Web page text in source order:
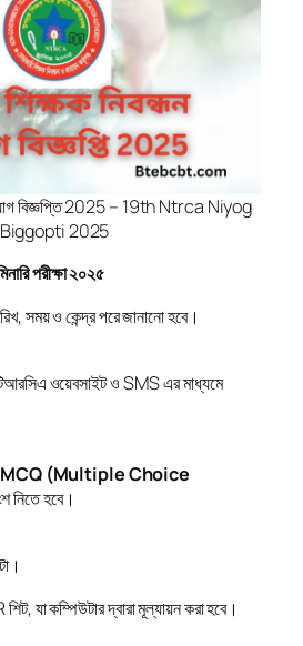
বিজ্ঞপ্তি 2025 – 19th Ntrca Niyog
Biggopti 2025
পরীক্ষা ২০২৫
সময় ও কেন্দ্র পরে জানানো হবে।
ওয়েবসাইট ও SMS এর মাধ্যমে
MCQ (Multiple Choice
নিতে হবে।
যা কম্পিউটার দ্বারা মূল্যায়ন করা হবে।